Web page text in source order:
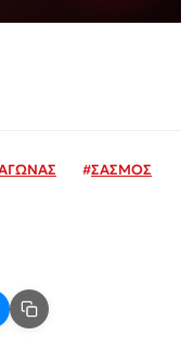
#ΣΑΣΜΟΣ